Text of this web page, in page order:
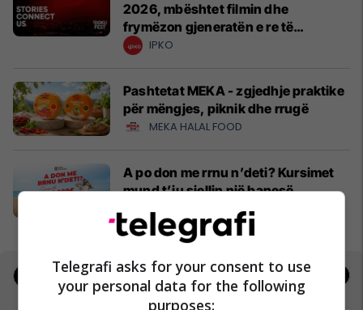
2026, mbështet filmin dhe
frymëzon gjeneratën e re të
krijuesve
IPKO
Pashtetat MEKA - zgjedhje praktike
për mëngjes, piknik dhe rrugë
MEKA HALAL FOOD
A po don me rrnu n’deti? Kursimet
mund t’ju sjellin një banesë
Banka Ekonomike
Real Estate
Telegrafi asks for your consent to use
your personal data for the following
purposes: